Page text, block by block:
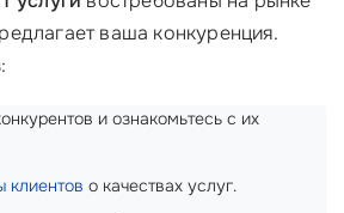
ваша конкуренция.
и ознакомьтесь с их
клиентов о качествах услуг.